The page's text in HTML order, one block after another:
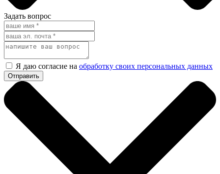
Задать вопрос
Я даю согласие на обработку своих персональных данных